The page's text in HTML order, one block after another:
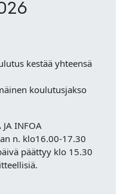
kestää yhteensä
koulutusjakso
JA INFOA
n. klo16.00-17.30
päättyy klo 15.30